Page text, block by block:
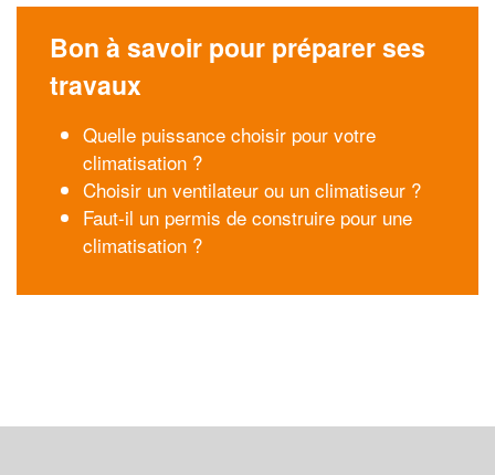
Bon à savoir pour préparer ses
travaux
Quelle puissance choisir pour votre
climatisation ?
Choisir un ventilateur ou un climatiseur ?
Faut-il un permis de construire pour une
climatisation ?